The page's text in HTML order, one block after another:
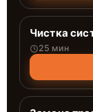
Чистка
25 мин